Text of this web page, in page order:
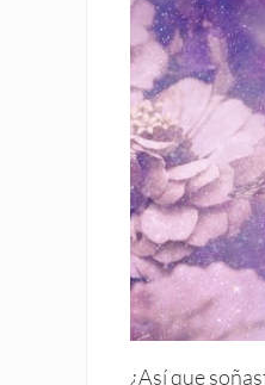
¿Así que